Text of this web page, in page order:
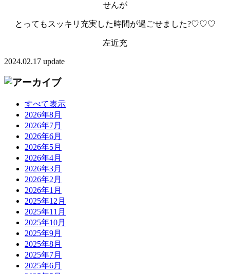
せんが
とってもスッキリ充実した時間が過ごせました?♡♡♡
左近充
2024.02.17 update
すべて表示
2026年8月
2026年7月
2026年6月
2026年5月
2026年4月
2026年3月
2026年2月
2026年1月
2025年12月
2025年11月
2025年10月
2025年9月
2025年8月
2025年7月
2025年6月